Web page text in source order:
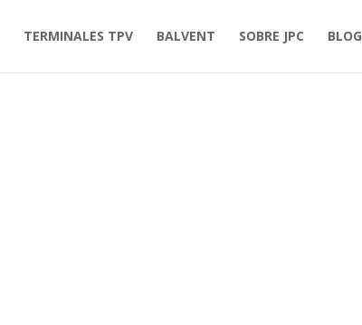
TERMINALES TPV BALVENT SOBRE JPC BLOG